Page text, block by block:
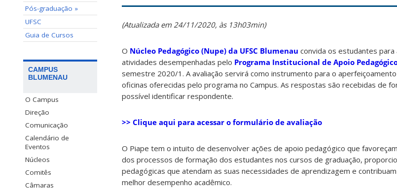
Pós-graduação »
UFSC
Guia de Cursos
CAMPUS
BLUMENAU
O Campus
Direção
Comunicação
Calendário de
Eventos
Núcleos
Comitês
Câmaras
(Atualizada em 24/11/2020, às 13h03min)
O Núcleo Pedagógico (Nupe) da UFSC Blumenau convida os estudantes para
atividades desempenhadas pelo Programa Institucional de Apoio
semestre 2020/1. A avaliação servirá como instrumento para o
oficinas oferecidas pelo programa no Campus. As respostas são recebidas de
possível identificar respondente.
>> Clique aqui para acessar o formulário de avaliação
O Piape tem o intuito de desenvolver ações de apoio pedagógico que
dos processos de formação dos estudantes nos cursos de graduação,
pedagógicas que atendam as suas necessidades de aprendizagem e
melhor desempenho acadêmico.